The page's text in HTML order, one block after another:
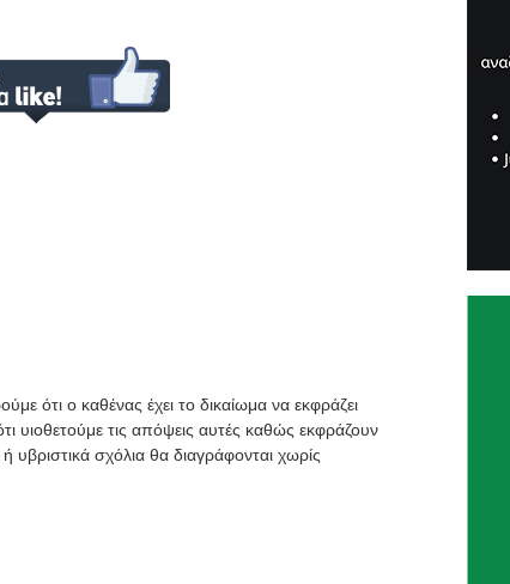
ότι ο καθένας έχει το δικαίωμα να εκφράζει
υιοθετούμε τις απόψεις αυτές καθώς εκφράζουν
υβριστικά σχόλια θα διαγράφονται χωρίς